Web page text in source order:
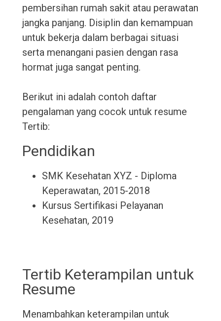
pembersihan rumah sakit atau perawatan
jangka panjang. Disiplin dan kemampuan
untuk bekerja dalam berbagai situasi
serta menangani pasien dengan rasa
hormat juga sangat penting.
Berikut ini adalah contoh daftar
pengalaman yang cocok untuk resume
Tertib:
Pendidikan
SMK Kesehatan XYZ - Diploma
Keperawatan, 2015-2018
Kursus Sertifikasi Pelayanan
Kesehatan, 2019
Tertib Keterampilan untuk
Resume
Menambahkan keterampilan untuk